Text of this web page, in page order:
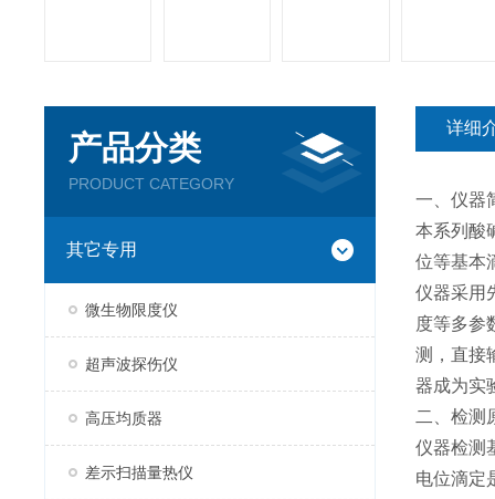
产品分类
PRODUCT CATEGORY
其它专用
微生物限度仪
超声波探伤仪
高压均质器
差示扫描量热仪
详细
一、仪器
本系列酸
位等基本
仪器采用
度等多参
测，直接
器成为实
二、检测
仪器检测
电位滴定